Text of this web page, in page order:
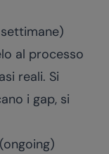
al processo
reali. Si
i gap, si